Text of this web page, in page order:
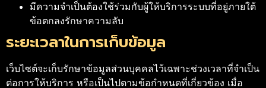
มีความจำเป็นต้องใช้ร่วมกับผู้ให้บริการระบบที่อยู่ภายใต้
ข้อตกลงรักษาความลับ
ระยะเวลาในการเก็บข้อมูล
เว็บไซต์จะเก็บรักษาข้อมูลส่วนบุคคลไว้เฉพาะช่วงเวลาที่จำเป็น
ต่อการให้บริการ หรือเป็นไปตามข้อกำหนดที่เกี่ยวข้อง เมื่อ